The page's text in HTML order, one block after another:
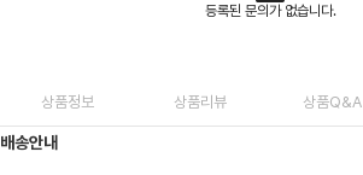
등록된 문의가 없습니다.
상품정보 상품리뷰 상품Q&A
배송안내